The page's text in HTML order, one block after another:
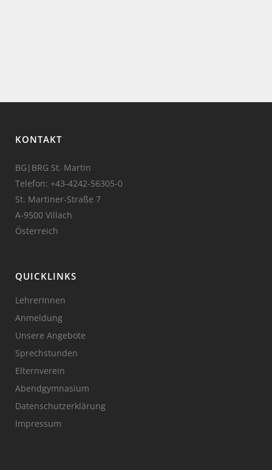
KONTAKT
BG|BRG St. Martin
Telefon: +43-4242-56305-0
St. Martiner-Straße 7
A-9500 Villach
Österreich
QUICKLINKS
LehrerInnen
Anmeldung
Unsere Angebote
Sprechstunden
Elternverein
Abendgymnasium
Datenschutzerklärung
Impressum